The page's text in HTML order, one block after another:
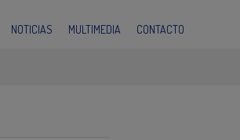
NOTICIAS MULTIMEDIA CONTACTO